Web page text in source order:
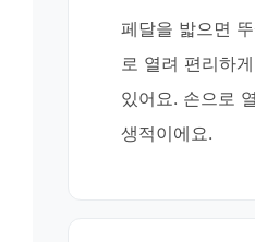
페달을 밟으면
로 열려 편리하
있어요. 손으로
생적이에요.